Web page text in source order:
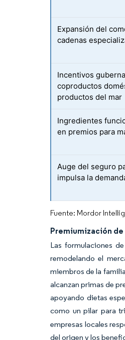
Expansión del
cadenas
Incentivos
coproductos
productos del mar
Ingredientes
en premios para
Auge del seguro
impulsa la
Fuente: Mordor
Premiumización
Las formulaciones
remodelando el
miembros de la
alcanzan primas de
apoyando dietas
como un pilar para
empresas locales
del origen y los